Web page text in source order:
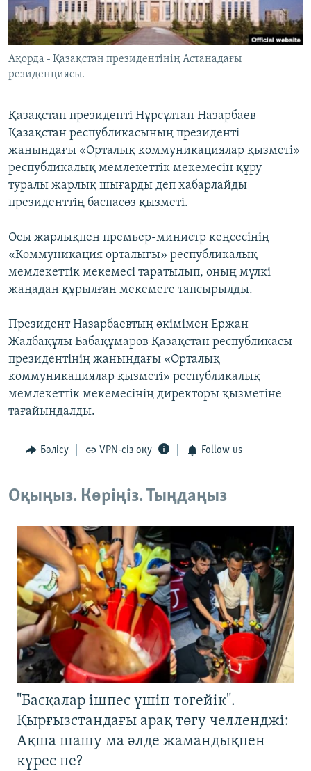
ЖАЗЫЛЫҢЫЗ
Басқа тілдерде
Ақорда - Қазақстан президентінің Астанадағы
резиденциясы.
Қазақстан президенті Нұрсұлтан Назарбаев
Қазақстан республикасының президенті
жанындағы «Орталық коммуникациялар қызметі»
республикалық мемлекеттік мекемесін құру
туралы жарлық шығарды деп хабарлайды
президенттің баспасөз қызметі.
Осы жарлықпен премьер-министр кеңсесінің
«Коммуникация орталығы» республикалық
мемлекеттік мекемесі таратылып, оның мүлкі
жаңадан құрылған мекемеге тапсырылды.
Президент Назарбаевтың өкімімен Ержан
Жалбақұлы Бабақұмаров Қазақстан республикасы
президентінің жанындағы «Орталық
коммуникациялар қызметі» республикалық
мемлекеттік мекемесінің директоры қызметіне
тағайындалды.
Бөлісу VPN-сіз оқу Follow us
Оқыңыз. Көріңіз. Тыңдаңыз
"Басқалар ішпес үшін төгейік".
Қырғызстандағы арақ төгу челленджі:
Ақша шашу ма әлде жамандықпен
күрес пе?